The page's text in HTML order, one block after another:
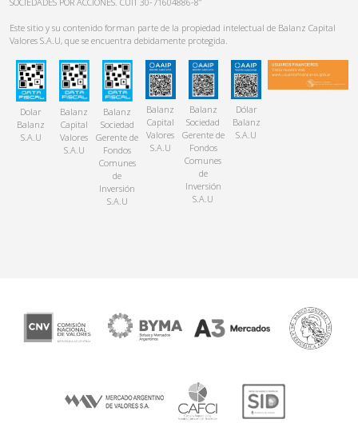
Este sitio y su contenido forman parte de la propiedad intelectual de Balanz Capital
Valores S.A.U, que se encuentra debidamente protegida.
Dolar
Balanz
S.A.U
Balanz
Capital
Valores
S.A.U
Balanz
Sociedad
Gerente de
Fondos
Comunes
de
Inversión
S.A.U
Balanz
Capital
Valores
S.A.U
Balanz
Sociedad
Gerente de
Fondos
Comunes
de
Inversión
S.A.U
Dólar
Balanz
S.A.U